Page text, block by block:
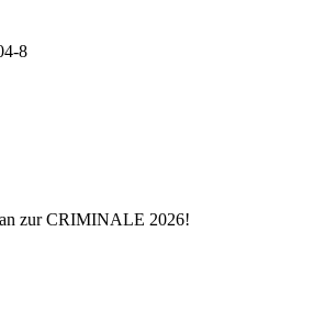
8
zur CRIMINALE 2026!